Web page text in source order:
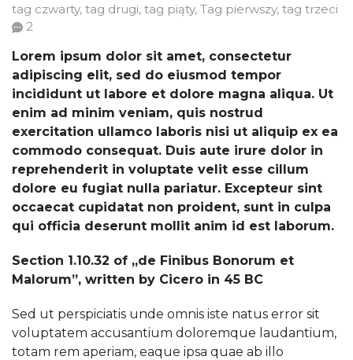
tag czwarty, tag drugi, tag piąty, Tag pierwszy, tag trzeci
2
Lorem ipsum dolor sit amet, consectetur
adipiscing elit, sed do eiusmod tempor
incididunt ut labore et dolore magna aliqua. Ut
enim ad minim veniam, quis nostrud
exercitation ullamco laboris nisi ut aliquip ex ea
commodo consequat. Duis aute irure dolor in
reprehenderit in voluptate velit esse cillum
dolore eu fugiat nulla pariatur. Excepteur sint
occaecat cupidatat non proident, sunt in culpa
qui officia deserunt mollit anim id est laborum.
Section 1.10.32 of „de Finibus Bonorum et
Malorum”, written by Cicero in 45 BC
Sed ut perspiciatis unde omnis iste natus error sit
voluptatem accusantium doloremque laudantium,
totam rem aperiam, eaque ipsa quae ab illo